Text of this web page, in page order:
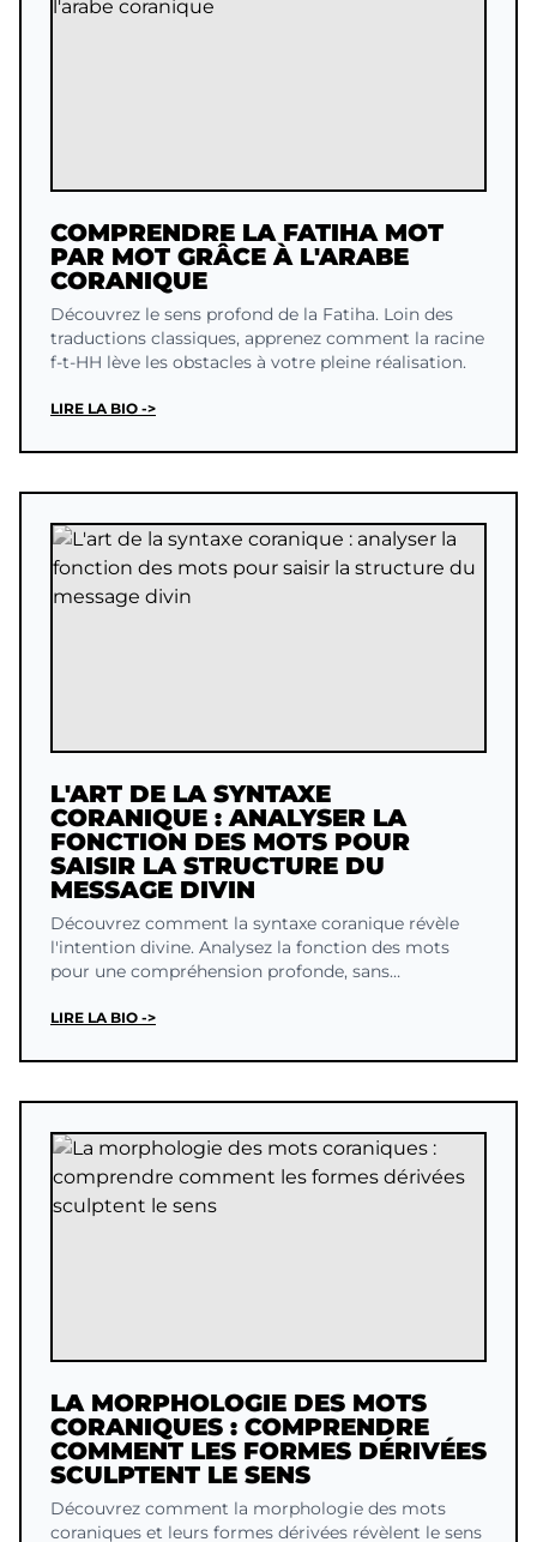
COMPRENDRE LA FATIHA MOT
PAR MOT GRÂCE À L'ARABE
CORANIQUE
Découvrez le sens profond de la Fatiha. Loin des
traductions classiques, apprenez comment la racine
f-t-HH lève les obstacles à votre pleine réalisation.
LIRE LA BIO ->
L'ART DE LA SYNTAXE
CORANIQUE : ANALYSER LA
FONCTION DES MOTS POUR
SAISIR LA STRUCTURE DU
MESSAGE DIVIN
Découvrez comment la syntaxe coranique révèle
l'intention divine. Analysez la fonction des mots
pour une compréhension profonde, sans
LIRE LA BIO ->
LA MORPHOLOGIE DES MOTS
CORANIQUES : COMPRENDRE
COMMENT LES FORMES DÉRIVÉES
SCULPTENT LE SENS
Découvrez comment la morphologie des mots
coraniques et leurs formes dérivées révèlent le sens